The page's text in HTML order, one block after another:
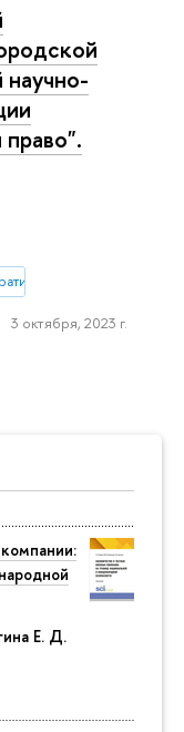
Е. Д.
права (Нижний
3 октября, 2023 г.